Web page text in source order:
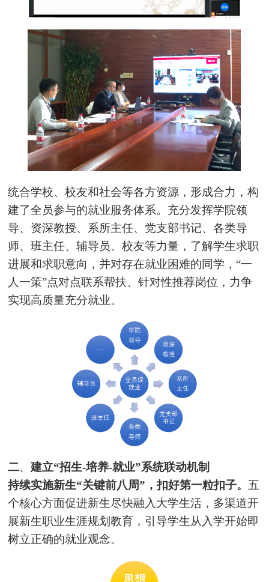
统合学校、校友和社会等各方资源，形成合力，构
建了全员参与的就业服务体系。充分发挥学院领
导、资深教授、系所主任、党支部书记、各类导
师、班主任、辅导员、校友等力量，了解学生求职
进展和求职意向，并对存在就业困难的同学，“一
人一策”点对点联系帮扶、针对性推荐岗位，力争
实现高质量充分就业。
二、建立“招生-培养-就业”系统联动机制
持续实施新生“关键前八周”，扣好第一粒扣子。五
个核心方面促进新生尽快融入大学生活，多渠道开
展新生职业生涯规划教育，引导学生从入学开始即
树立正确的就业观念。